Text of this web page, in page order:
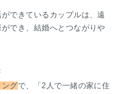
できているカップルは、遠
でき、結婚へとつながりや
グで、「2人で一緒の家に住